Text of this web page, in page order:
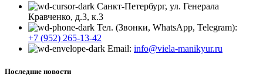
Санкт-Петербург, ул. Генерала
Кравченко, д.3, к.3
Тел. (Звонки, WhatsApp, Telegram):
+7 (952) 265-13-42
Email: info@viela-manikyur.ru
Последние новости